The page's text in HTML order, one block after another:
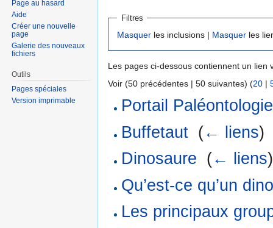
Filtres
Masquer les inclusions | Masquer les
Les pages ci-dessous contiennent un lien
Voir (50 précédentes | 50 suivantes) (20 |
Portail Paléontologie
Buffetaut (← liens)
Dinosaure (← liens)
Qu’est-ce qu’un
Les principaux
Page au hasard
Aide
Créer une nouvelle
page
Galerie des nouveaux
fichiers
Outils
Pages spéciales
Version imprimable